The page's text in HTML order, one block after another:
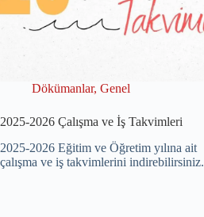
Dökümanlar, Genel
2025-2026 Çalışma ve İş Takvimleri
2025-2026 Eğitim ve Öğretim yılına ait
çalışma ve iş takvimlerini indirebilirsiniz.